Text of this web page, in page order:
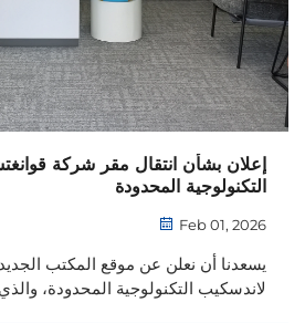
إعلان بشأن انتقال مقر شركة
التكنولوجية المحدودة
Feb 01, 2026
يسعدنا أن نعلن عن موقع المكتب الجديد
لاندسكيب التكنولوجية المحدودة، والذي